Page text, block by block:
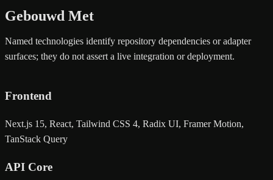
Gebouwd Met
Named technologies identify repository dependencies or adapter
surfaces; they do not assert a live integration or deployment.
Frontend
Next.js 15, React, Tailwind CSS 4, Radix UI, Framer Motion,
TanStack Query
API Core